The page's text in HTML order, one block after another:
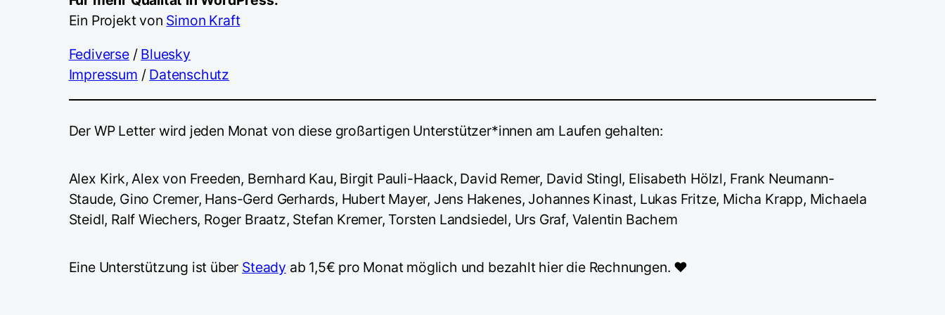
Ein Projekt von Simon Kraft
Fediverse/ Bluesky
Impressum / Datenschutz
Der WP Letter wird jeden Monat von diese großartigen Unterstützer*innen am Laufen gehalten:
Alex Kirk, Alex von Freeden, Bernhard Kau, Birgit Pauli-Haack, David Remer, David Stingl, Elisabeth Hölzl, Frank Neumann-
Staude, Gino Cremer, Hans-Gerd Gerhards, Hubert Mayer, Jens Hakenes, Johannes Kinast, Lukas Fritze, Micha Krapp, Michaela
Steidl, Ralf Wiechers, Roger Braatz, Stefan Kremer, Torsten Landsiedel, Urs Graf, Valentin Bachem
Eine Unterstützung ist über Steady ab 1,5€ pro Monat möglich und bezahlt hier die Rechnungen. ❤️